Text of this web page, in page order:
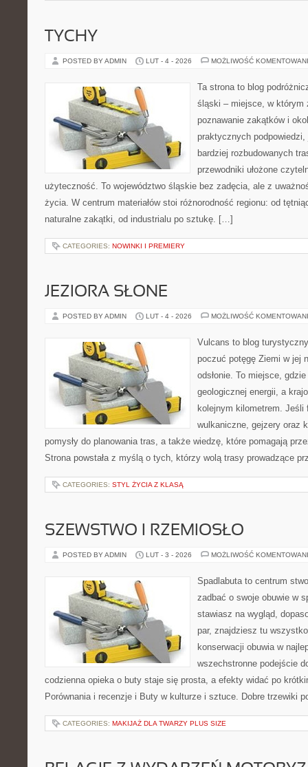
TYCHY
POSTED BY ADMIN LUT - 4 - 2026 MOŻLIWOŚĆ
Ta strona to blog
śląski – miejsce, w którym
poznawanie zakątków i
praktycznych
bardziej rozbudowanych
przewodniki ułożone
użyteczność. To województwo śląskie bez zadęcia, ale z
życia. W centrum materiałów stoi różnorodność regionu: od
naturalne zakątki, od industrialu po sztukę. […]
CATEGORIES: NOWINKI I PREMIERY
JEZIORA SŁONE
POSTED BY ADMIN LUT - 4 - 2026 MOŻLIWOŚĆ
Vulcans to blog
poczuć potęgę Ziemi w jej
odsłonie. To miejsce,
geologicznej energii, a
kolejnym kilometrem.
wulkaniczne, gejzery oraz
pomysły do planowania tras, a także wiedzę, które pomagają
Strona powstała z myślą o tych, którzy wolą trasy prowadzące
CATEGORIES: STYL ŻYCIA Z KLASĄ
SZEWSTWO I RZEMIOSŁO
POSTED BY ADMIN LUT - 3 - 2026 MOŻLIWOŚĆ
Spadlabuta to centrum
zadbać o swoje obuwie w
stawiasz na wygląd,
par, znajdziesz tu
konserwacji obuwia w
wszechstronne podejście
codzienna opieka o buty staje się prosta, a efekty widać po
Porównania i recenzje i Buty w kulturze i sztuce. Dobre trzewiki
CATEGORIES: MAKIJAŻ DLA TWARZY PLUS SIZE